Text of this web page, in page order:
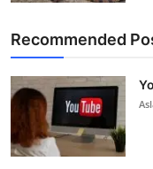
Recommended